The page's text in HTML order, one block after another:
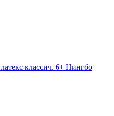
классич. 6+ Нингбо